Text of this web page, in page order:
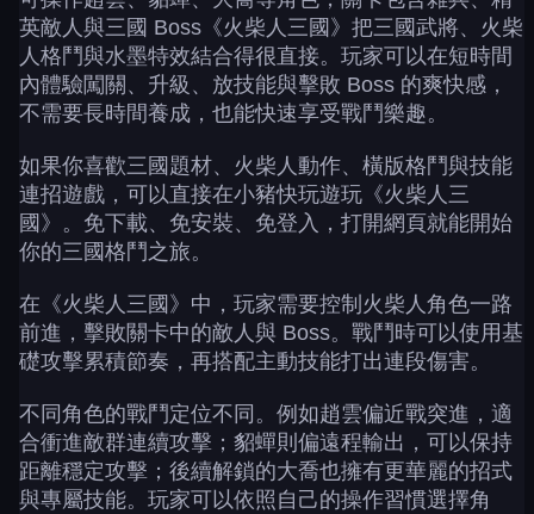
英敵人與三國 Boss《火柴人三國》把三國武將、火柴
人格鬥與水墨特效結合得很直接。玩家可以在短時間
內體驗闖關、升級、放技能與擊敗 Boss 的爽快感，
不需要長時間養成，也能快速享受戰鬥樂趣。
如果你喜歡三國題材、火柴人動作、橫版格鬥與技能
連招遊戲，可以直接在小豬快玩遊玩《火柴人三
國》。免下載、免安裝、免登入，打開網頁就能開始
你的三國格鬥之旅。
在《火柴人三國》中，玩家需要控制火柴人角色一路
前進，擊敗關卡中的敵人與 Boss。戰鬥時可以使用基
礎攻擊累積節奏，再搭配主動技能打出連段傷害。
不同角色的戰鬥定位不同。例如趙雲偏近戰突進，適
合衝進敵群連續攻擊；貂蟬則偏遠程輸出，可以保持
距離穩定攻擊；後續解鎖的大喬也擁有更華麗的招式
與專屬技能。玩家可以依照自己的操作習慣選擇角